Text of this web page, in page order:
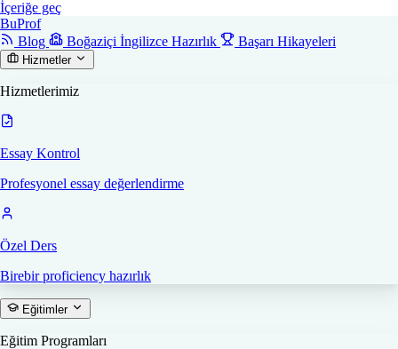
İçeriğe geç
BuProf
Blog
Boğaziçi İngilizce Hazırlık Başarı Hikayeleri
Hizmetler
Hizmetlerimiz
Essay Kontrol
Profesyonel essay değerlendirme
Özel Ders
Birebir proficiency hazırlık
Eğitimler
Eğitim Programları